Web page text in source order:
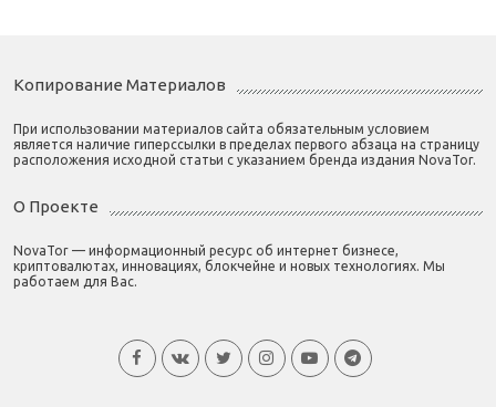
Копирование Материалов
При использовании материалов сайта обязательным условием
является наличие гиперссылки в пределах первого абзаца на страницу
расположения исходной статьи с указанием бренда издания NovaTor.
О Проекте
NovaTor — информационный ресурс об интернет бизнесе,
криптовалютах, инновациях, блокчейне и новых технологиях. Мы
работаем для Вас.